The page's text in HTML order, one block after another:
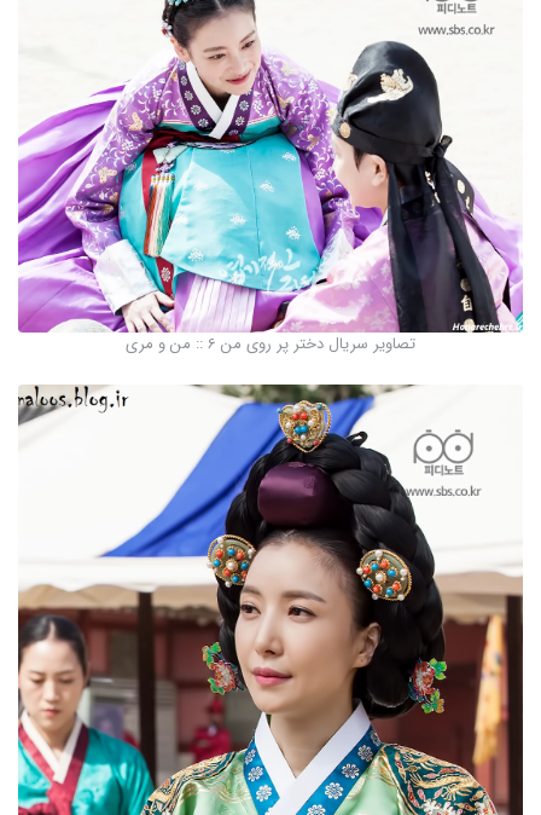
تصاویر سریال دختر پر روی من 6 :: من و مری